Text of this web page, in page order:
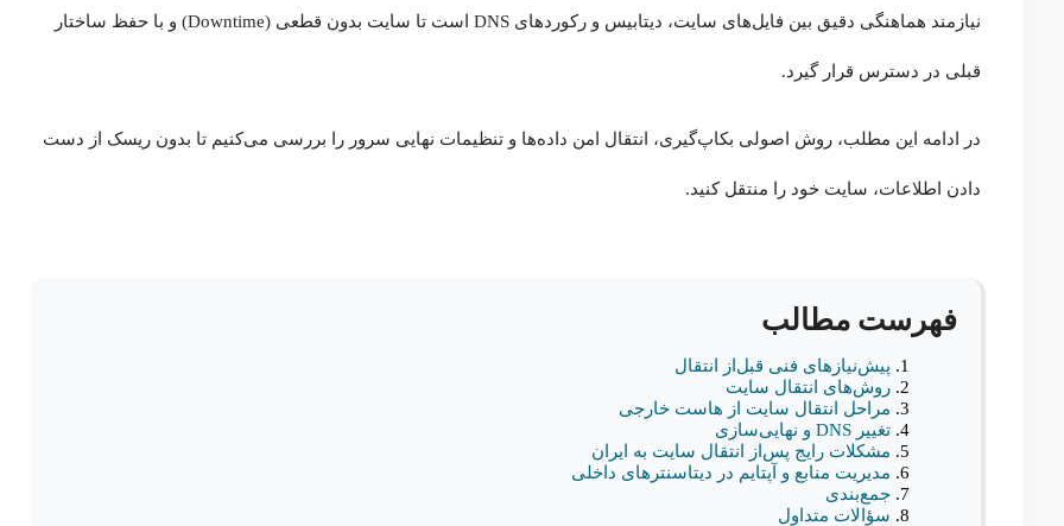
نیازمند هماهنگی دقیق بین فایل‌های سایت، دیتابیس و رکوردهای DNS است تا سایت بدون قطعی (Downtime) و با حفظ ساختار
قبلی در دسترس قرار گیرد.
در ادامه این مطلب، روش اصولی بکاپ‌گیری، انتقال امن داده‌ها و تنظیمات نهایی سرور را بررسی می‌کنیم تا بدون ریسک از دست
دادن اطلاعات، سایت خود را منتقل کنید.
فهرست مطالب
پیش‌نیازهای فنی قبل‌از انتقال
روش‌های انتقال سایت
مراحل انتقال سایت از هاست خارجی
تغییر DNS و نهایی‌سازی
مشکلات رایج پس‌از انتقال سایت به ایران
مدیریت منابع و آپتایم در دیتاسنترهای داخلی
جمع‌بندی
سؤالات متداول